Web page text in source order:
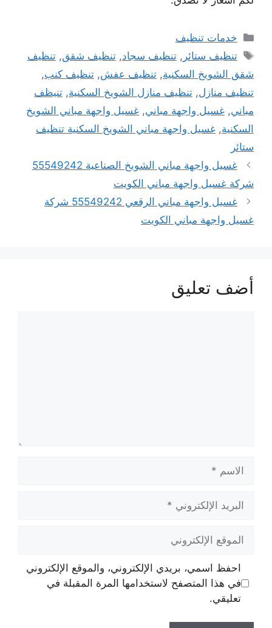
التصنيفات
خدمات تنظيف
الوسوم
تنظيف ستائر ,تنظيف سجاد,تنظيف شقق,تنظيف
شقق الشويخ السكنية, تنظيف عفش, تنظيف كنب,
تنظيف منازل, تنظيف منازل الشويخ السكنية, تنيظف
مباني, غسيل واجهة مباني, غسيل واجهة مباني الشويخ
السكنية, غسيل واجهة مباني الشويخ السكنية تنظيف
ستائر
غسيل واجهة مباني الشويخ الصناعية 55549242
شركة غسيل واجهة مباني الكويت
غسيل واجهة مباني الرقعي 55549242 شركة
غسيل واجهة مباني الكويت
أضف تعليق
الاسم
البريد
الإلكتروني
الموقع
الإلكتروني
احفظ اسمي، بريدي الإلكتروني، والموقع الإلكتروني
في هذا المتصفح لاستخدامها المرة المقبلة في
تعليقي.